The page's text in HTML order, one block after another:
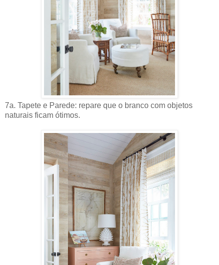
7a. Tapete e Parede: repare que o branco com objetos
naturais ficam ótimos.